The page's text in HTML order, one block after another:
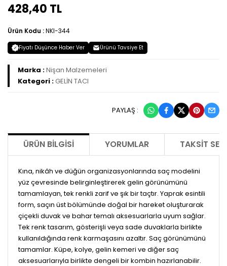
428,40 TL
Ürün Kodu :NKI-344
Fiyatı Düşünce Haber Ver Ürünü Tavsiye Et
Marka :Nişan Malzemeleri
Kategori :GELİN TACI
PAYLAŞ :
ÜRÜN BILGISI YORUMLAR TAKSIT
Kına, nikâh ve düğün organizasyonlarında saç modelini
yüz çevresinde belirginleştirerek gelin görünümünü
tamamlayan, tek renkli zarif ve şık bir taçtır. Yaprak esintili
form, saçın üst bölümünde doğal bir hareket oluşturarak
çiçekli duvak ve bahar temalı aksesuarlarla uyum sağlar.
Tek renk tasarım, gösterişli veya sade duvaklarla birlikte
kullanıldığında renk karmaşasını azaltır. Saç görünümünü
tamamlar. Küpe, kolye, gelin kemeri ve diğer saç
aksesuarlarıyla birlikte dengeli bir kombin hazırlanabilir.